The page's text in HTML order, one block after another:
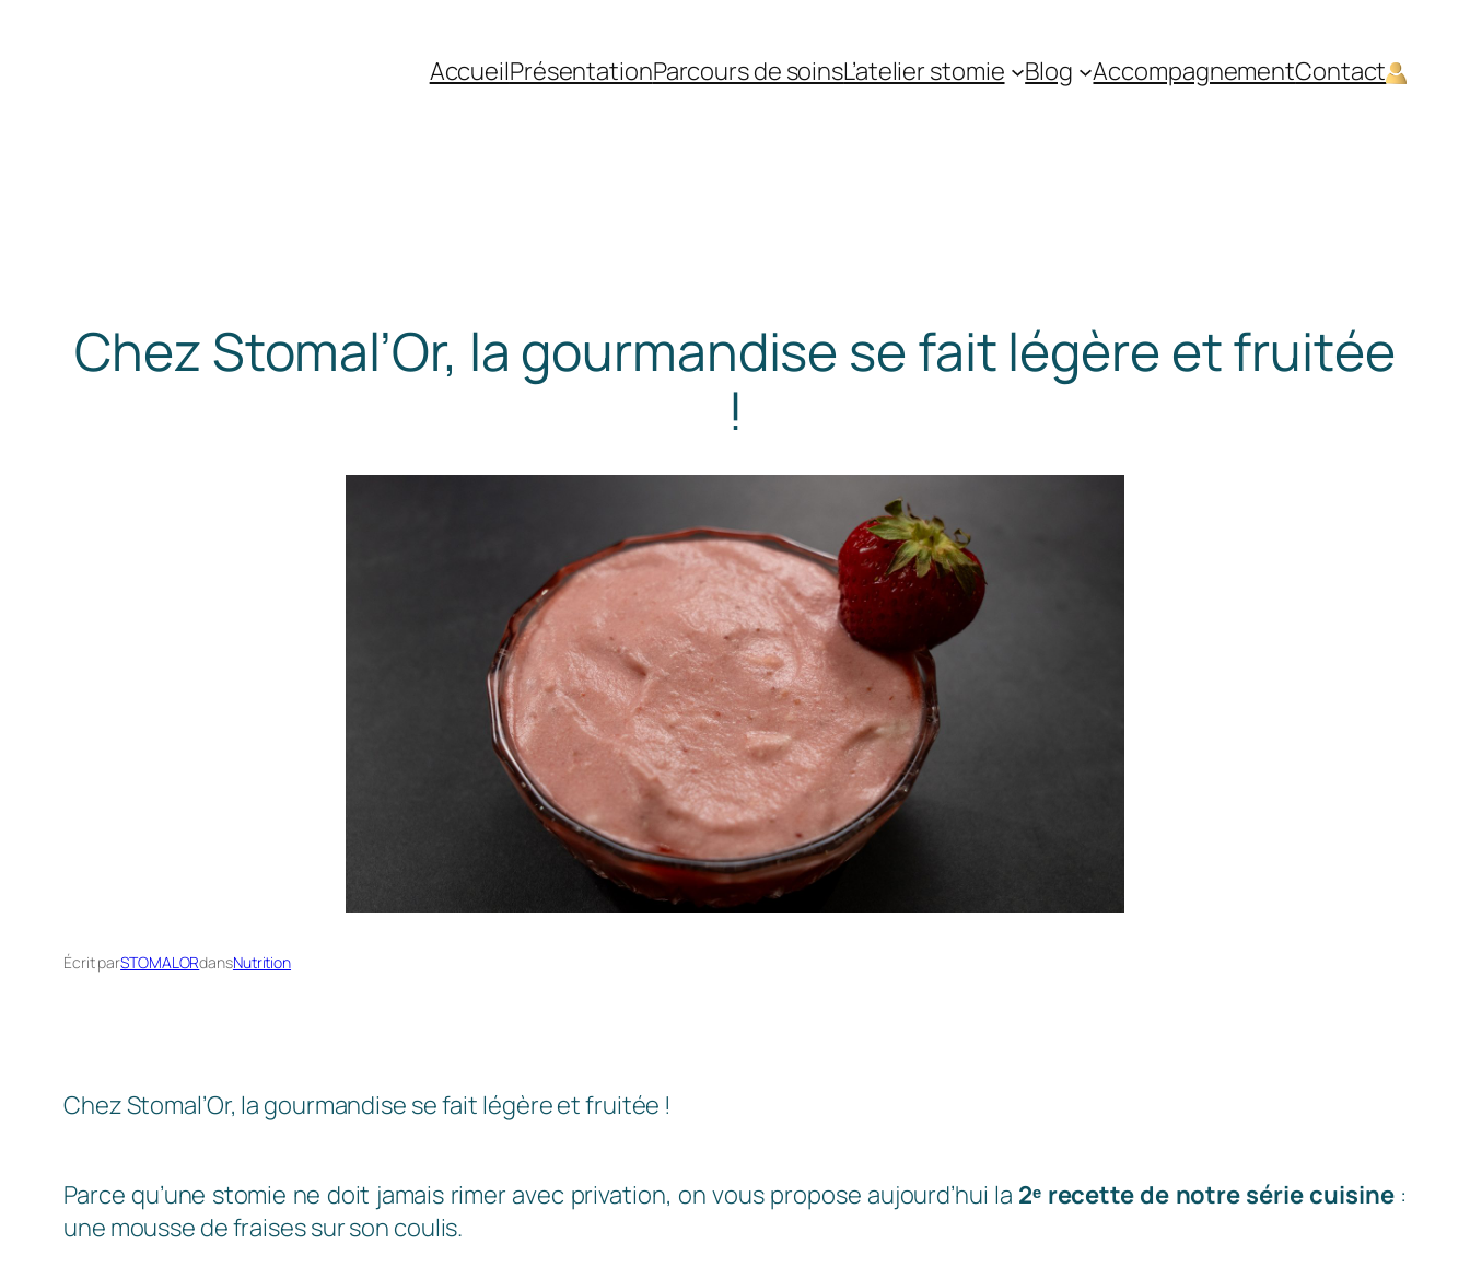
AccueilPrésentationParcours de soinsL’atelier stomie Blog AccompagnementContact
Chez Stomal’Or, la gourmandise se fait légère et fruitée
!
Écrit parSTOMALORdansNutrition
Chez Stomal’Or, la gourmandise se fait légère et fruitée !
Parce qu’une stomie ne doit jamais rimer avec privation, on vous propose aujourd’hui la 2ᵉ recette de notre série cuisine :
une mousse de fraises sur son coulis.